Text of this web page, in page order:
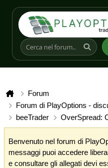
Forum
Forum di PlayOptions -
beeTrader
OverSpread:
Benvenuto nel forum di
messaggi puoi accedere
e consultare gli allegati devi